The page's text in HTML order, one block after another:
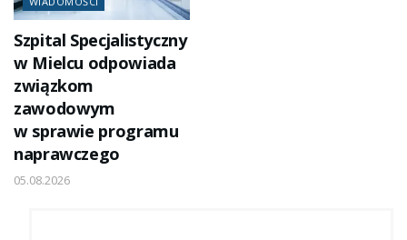
Szpital Specjalistyczny
w Mielcu odpowiada
związkom
zawodowym
w sprawie programu
naprawczego
05.08.2026